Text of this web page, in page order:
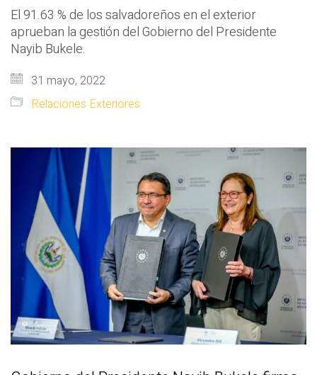
El 91.63 % de los salvadoreños en el exterior
aprueban la gestión del Gobierno del Presidente
Nayib Bukele.
31 mayo, 2022
Relaciones Exteriores